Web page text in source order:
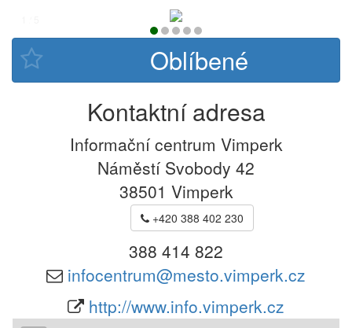
Kontaktní adresa
Informační centrum Vimperk
Náměstí Svobody 42
38501 Vimperk
+420 388 402 230
388 414 822
infocentrum@mesto.vimperk.cz
http://www.info.vimperk.cz